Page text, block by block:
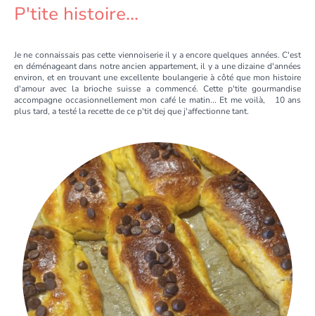
P'tite histoire...
Je ne connaissais pas cette viennoiserie il y a encore quelques années. C'est
en déménageant dans notre ancien appartement, il y a une dizaine d'années
environ, et en trouvant une excellente boulangerie à côté que mon histoire
d'amour avec la brioche suisse a commencé. Cette p'tite gourmandise
accompagne occasionnellement mon café le matin... Et me voilà, 10 ans
plus tard, a testé la recette de ce p'tit dej que j'affectionne tant.